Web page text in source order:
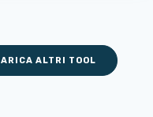
ALTRI TOOL